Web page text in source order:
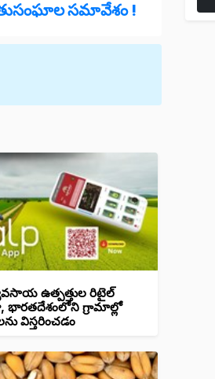
సమావేశం !
ఉత్పత్తుల రిటైల్
భారతదేశంలోని గ్రామాల్లో
విస్తరించడం